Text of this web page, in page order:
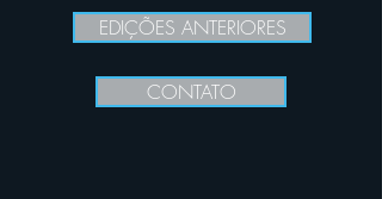
EDIÇÕES ANTERIORES
CONTATO